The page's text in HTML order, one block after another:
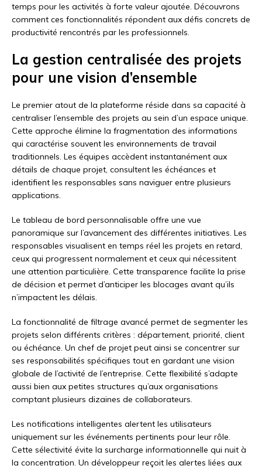
temps pour les activités à forte valeur ajoutée. Découvrons
comment ces fonctionnalités répondent aux défis concrets de
productivité rencontrés par les professionnels.
La gestion centralisée des projets
pour une vision d’ensemble
Le premier atout de la plateforme réside dans sa capacité à
centraliser l’ensemble des projets au sein d’un espace unique.
Cette approche élimine la fragmentation des informations
qui caractérise souvent les environnements de travail
traditionnels. Les équipes accèdent instantanément aux
détails de chaque projet, consultent les échéances et
identifient les responsables sans naviguer entre plusieurs
applications.
Le tableau de bord personnalisable offre une vue
panoramique sur l’avancement des différentes initiatives. Les
responsables visualisent en temps réel les projets en retard,
ceux qui progressent normalement et ceux qui nécessitent
une attention particulière. Cette transparence facilite la prise
de décision et permet d’anticiper les blocages avant qu’ils
n’impactent les délais.
La fonctionnalité de filtrage avancé permet de segmenter les
projets selon différents critères : département, priorité, client
ou échéance. Un chef de projet peut ainsi se concentrer sur
ses responsabilités spécifiques tout en gardant une vision
globale de l’activité de l’entreprise. Cette flexibilité s’adapte
aussi bien aux petites structures qu’aux organisations
comptant plusieurs dizaines de collaborateurs.
Les notifications intelligentes alertent les utilisateurs
uniquement sur les événements pertinents pour leur rôle.
Cette sélectivité évite la surcharge informationnelle qui nuit à
la concentration. Un développeur reçoit les alertes liées aux